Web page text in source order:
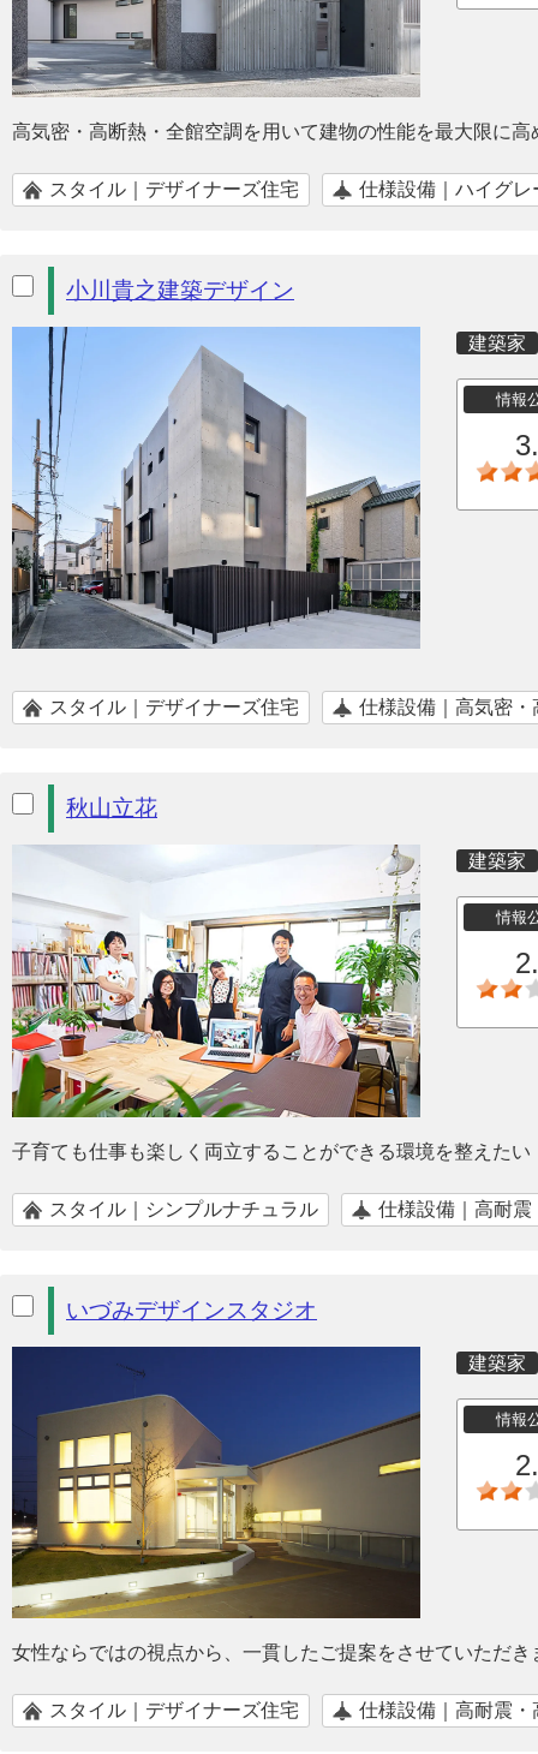
高気密・高断熱・全館空調を用いて建物の性能を最大限に
スタイル｜デザイナーズ住宅 仕様設備｜ハイグレ
小川貴之建築デザイン
建築家
情報
スタイル｜デザイナーズ住宅 仕様設備｜高気密・
秋山立花
建築家
情報
子育ても仕事も楽しく両立することができる環境を整えたい
スタイル｜シンプルナチュラル 仕様設備｜高耐震
いづみデザインスタジオ
建築家
情報
女性ならではの視点から、一貫したご提案をさせていただき
スタイル｜デザイナーズ住宅 仕様設備｜高耐震・